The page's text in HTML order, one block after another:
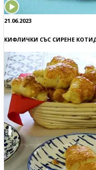
21.06.2023
КИФЛИЧКИ СЪС СИРЕНЕ